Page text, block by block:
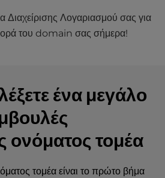
Διαχείρισης Λογαριασμού σας για
του domain σας σήμερα!
ένα μεγάλο
ονόματος τομέα
τομέα είναι το πρώτο βήμα